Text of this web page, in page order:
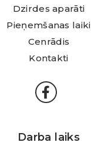
Dzirdes aparāti
Pieņemšanas laiki
Cenrādis
Kontakti
Darba laiks